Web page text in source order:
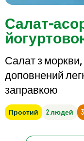
Салат-
Салат з моркви,
доповнений
заправкою
Простий 2 людей